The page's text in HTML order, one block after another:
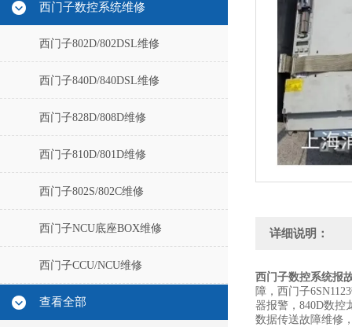
西门子数控系统维修
西门子802D/802DSL维修
西门子840D/840DSL维修
西门子828D/808D维修
西门子810D/801D维修
西门子802S/802C维修
西门子NCU底座BOX维修
西门子CCU/NCU维修
查看全部
详细说明：
西门子数控系统报
障，西门子
器报警，840D数控
数据传送故障维修